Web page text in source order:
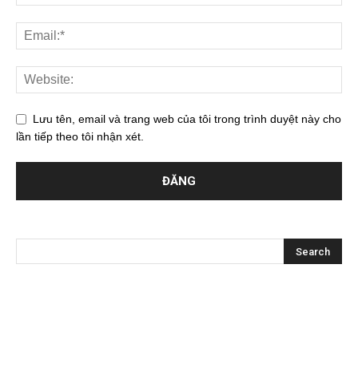
Lưu tên, email và trang web của tôi trong trình duyệt này cho
lần tiếp theo tôi nhận xét.